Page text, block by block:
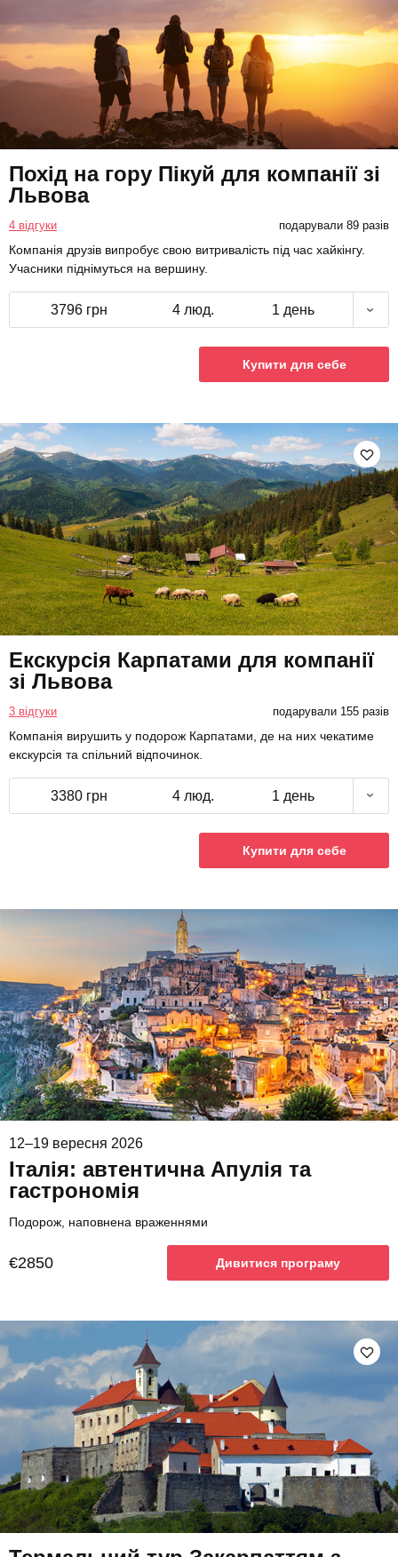
Похід на гору Пікуй для компанії зі
Львова
4 відгуки подарували 89 разів
Компанія друзів випробує свою витривалість під час хайкінгу.
Учасники піднімуться на вершину.
3796 грн 4 люд. 1 день
Купити для себе
Екскурсія Карпатами для компанії
зі Львова
3 відгуки подарували 155 разів
Компанія вирушить у подорож Карпатами, де на них чекатиме
екскурсія та спільний відпочинок.
3380 грн 4 люд. 1 день
Купити для себе
12–19 вересня 2026
Італія: автентична Апулія та
гастрономія
Подорож, наповнена враженнями
€2850 Дивитися програму